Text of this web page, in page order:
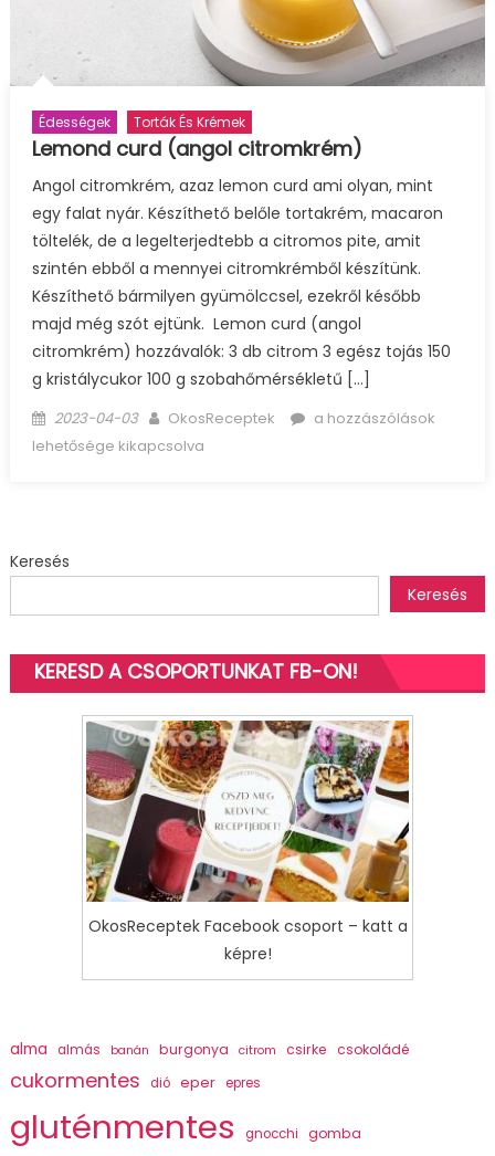
Édességek Torták És Krémek
Lemond curd (angol citromkrém)
Angol citromkrém, azaz lemon curd ami olyan, mint
egy falat nyár. Készíthető belőle tortakrém, macaron
töltelék, de a legelterjedtebb a citromos pite, amit
szintén ebből a mennyei citromkrémből készítünk.
Készíthető bármilyen gyümölccsel, ezekről később
majd még szót ejtünk. Lemon curd (angol
citromkrém) hozzávalók: 3 db citrom 3 egész tojás 150
g kristálycukor 100 g szobahőmérsékletű […]
Posted
on
2023-04-03 Author
OkosReceptek
Lemond
a hozzászólások
lehetősége kikapcsolva
Keresés
Keresés
KERESD A CSOPORTUNKAT FB-ON!
OkosReceptek Facebook csoport – katt a
képre!
alma almás banán burgonya citrom csirke csokoládé
cukormentes dió eper epres
gluténmentes gnocchi gomba